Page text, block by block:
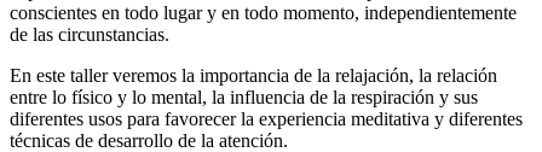
conscientes en todo lugar y en todo momento, independientemente
de las circunstancias.
En este taller veremos la importancia de la relajación, la relación
entre lo físico y lo mental, la influencia de la respiración y sus
diferentes usos para favorecer la experiencia meditativa y diferentes
técnicas de desarrollo de la atención.